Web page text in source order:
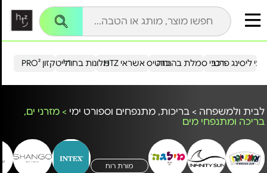
הייטקזון PRO²מלונות בחו"ל כרטיס אשראי HTZ ליסינג פרטירכבי סמלת בהנחה
לבית ולמשפחה > בריכות, מתנפחים וספורט ימי > מזרני ים,
בריכה ומתנפחי מים
מורת רוח